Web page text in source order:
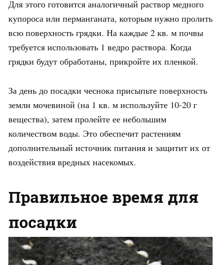
Для этого готовится аналогичный раствор медного
купороса или перманганата, которым нужно пролить
всю поверхность грядки. На каждые 2 кв. м почвы
требуется использовать 1 ведро раствора. Когда
грядки будут обработаны, прикройте их пленкой.
За день до посадки чеснока присыпьте поверхность
земли мочевиной (на 1 кв. м используйте 10-20 г
вещества), затем пролейте ее небольшим
количеством воды. Это обеспечит растениям
дополнительный источник питания и защитит их от
воздействия вредных насекомых.
Правильное время для
посадки